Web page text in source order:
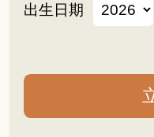
出生日期